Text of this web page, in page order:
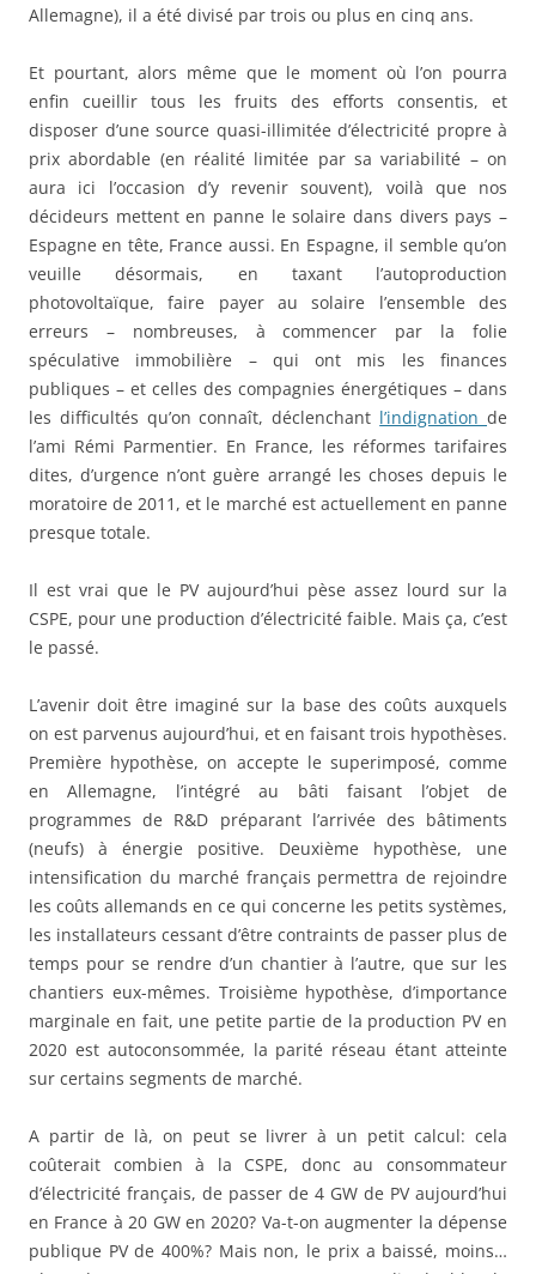
Allemagne), il a été divisé par trois ou plus en cinq ans.
Et pourtant, alors même que le moment où l’on pourra
enfin cueillir tous les fruits des efforts consentis, et
disposer d’une source quasi-illimitée d’électricité propre à
prix abordable (en réalité limitée par sa variabilité – on
aura ici l’occasion d’y revenir souvent), voilà que nos
décideurs mettent en panne le solaire dans divers pays –
Espagne en tête, France aussi. En Espagne, il semble qu’on
veuille désormais, en taxant l’autoproduction
photovoltaïque, faire payer au solaire l’ensemble des
erreurs – nombreuses, à commencer par la folie
spéculative immobilière – qui ont mis les finances
publiques – et celles des compagnies énergétiques – dans
les difficultés qu’on connaît, déclenchant l’indignationde
l’ami Rémi Parmentier. En France, les réformes tarifaires
dites, d’urgence n’ont guère arrangé les choses depuis le
moratoire de 2011, et le marché est actuellement en panne
presque totale.
Il est vrai que le PV aujourd’hui pèse assez lourd sur la
CSPE, pour une production d’électricité faible. Mais ça, c’est
le passé.
L’avenir doit être imaginé sur la base des coûts auxquels
on est parvenus aujourd’hui, et en faisant trois hypothèses.
Première hypothèse, on accepte le superimposé, comme
en Allemagne, l’intégré au bâti faisant l’objet de
programmes de R&D préparant l’arrivée des bâtiments
(neufs) à énergie positive. Deuxième hypothèse, une
intensification du marché français permettra de rejoindre
les coûts allemands en ce qui concerne les petits systèmes,
les installateurs cessant d’être contraints de passer plus de
temps pour se rendre d’un chantier à l’autre, que sur les
chantiers eux-mêmes. Troisième hypothèse, d’importance
marginale en fait, une petite partie de la production PV en
2020 est autoconsommée, la parité réseau étant atteinte
sur certains segments de marché.
A partir de là, on peut se livrer à un petit calcul: cela
coûterait combien à la CSPE, donc au consommateur
d’électricité français, de passer de 4 GW de PV aujourd’hui
en France à 20 GW en 2020? Va-t-on augmenter la dépense
publique PV de 400%? Mais non, le prix a baissé, moins…